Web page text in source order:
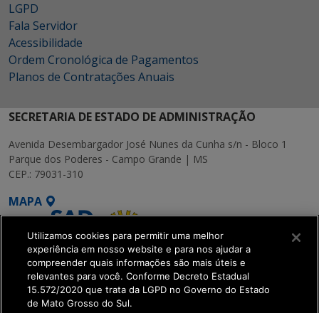
LGPD
Fala Servidor
Acessibilidade
Ordem Cronológica de Pagamentos
Planos de Contratações Anuais
SECRETARIA DE ESTADO DE ADMINISTRAÇÃO
Avenida Desembargador José Nunes da Cunha s/n - Bloco 1
Parque dos Poderes - Campo Grande | MS
CEP.: 79031-310
MAPA
SETDIG | Secretaria-
Utilizamos cookies para permitir uma melhor
experiência em nosso website e para nos ajudar a
compreender quais informações são mais úteis e
relevantes para você. Conforme Decreto Estadual
15.572/2020 que trata da LGPD no Governo do Estado
de Mato Grosso do Sul.